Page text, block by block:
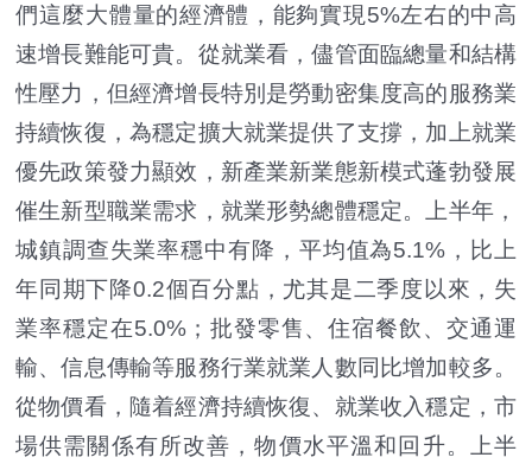
們這麼大體量的經濟體，能夠實現5%左右的中高
速增長難能可貴。從就業看，儘管面臨總量和結構
性壓力，但經濟增長特別是勞動密集度高的服務業
持續恢復，為穩定擴大就業提供了支撐，加上就業
優先政策發力顯效，新產業新業態新模式蓬勃發展
催生新型職業需求，就業形勢總體穩定。上半年，
城鎮調查失業率穩中有降，平均值為5.1%，比上
年同期下降0.2個百分點，尤其是二季度以來，失
業率穩定在5.0%；批發零售、住宿餐飲、交通運
輸、信息傳輸等服務行業就業人數同比增加較多。
從物價看，隨着經濟持續恢復、就業收入穩定，市
場供需關係有所改善，物價水平溫和回升。上半